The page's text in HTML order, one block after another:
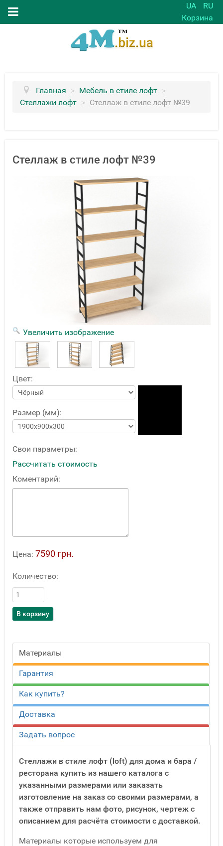
UA
RU
Корзина
Главная > Мебель в стиле лофт >
Стеллажи лофт > Стеллаж в стиле лофт №39
Стеллаж в стиле лофт №39
Увеличить изображение
Цвет:
Размер (мм):
Свои параметры:
Рассчитать стоимость
Коментарий:
Цена: 7590 грн.
Количество:
Материалы
Гарантия
Как купить?
Доставка
Задать вопрос
Стеллажи в стиле лофт (loft) для дома и бара /
ресторана купить из нашего каталога с
указанными размерами или заказать
изготовление на заказ со своими размерами, а
также отправить нам фото, рисунок, чертеж с
описанием для расчёта стоимости с доставкой.
Материалы которые используем для